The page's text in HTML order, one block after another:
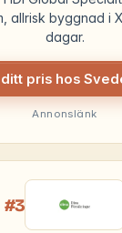
allrisk byggnad i
dagar.
pris hos
Annonslänk
#3